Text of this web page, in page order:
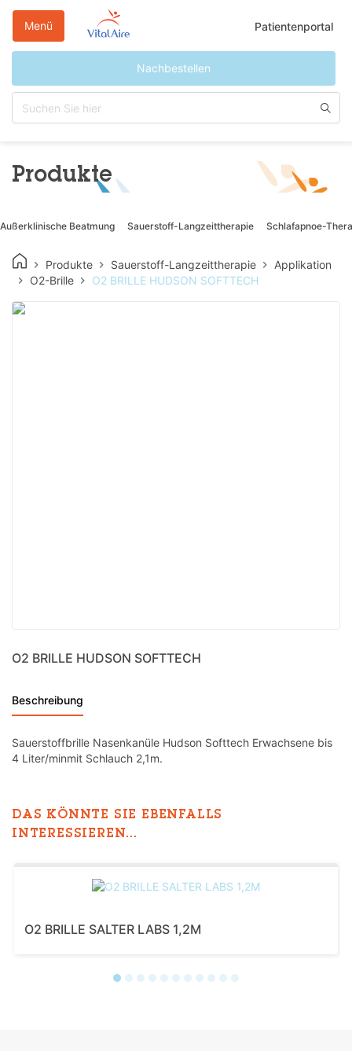
Patientenportal
Nachbestellen
Menü
Produkte
Außerklinische Beatmung Sauerstoff-Langzeittherapie Schlafapnoe-
Produkte Sauerstoff-Langzeittherapie
Applikation
O2-Brille
O2 BRILLE HUDSON SOFTTECH
O2 BRILLE HUDSON SOFTTECH
Beschreibung
Sauerstoffbrille Nasenkanüle Hudson Softtech Erwachsene bis
4 Liter/minmit Schlauch 2,1m.
DAS KÖNNTE SIE EBENFALLS
INTERESSIEREN...
O2 BRILLE SALTER LABS 1,2M